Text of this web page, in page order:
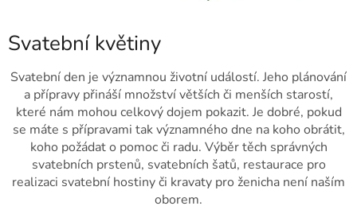
Svatební květiny
Svatební den je významnou životní událostí. Jeho plánování
a přípravy přináší množství větších či menších starostí,
které nám mohou celkový dojem pokazit. Je dobré, pokud
se máte s přípravami tak významného dne na koho obrátit,
koho požádat o pomoc či radu. Výběr těch správných
svatebních prstenů, svatebních šatů, restaurace pro
realizaci svatební hostiny či kravaty pro ženicha není naším
oborem.